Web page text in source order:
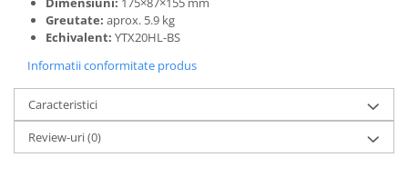
Turbine eoliene pentru casă
Acumulatori VRLA AGM/GEL /
Baterii si acumulatori gel si VRLA
6-12 V
Baterii si acumulatori AGM VRLA
de 6-12 V
Greutate: aprox. 5.9 kg
Echivalent: YTX20HL-BS
Informatii conformitate produs
Caracteristici
Review-uri(0)